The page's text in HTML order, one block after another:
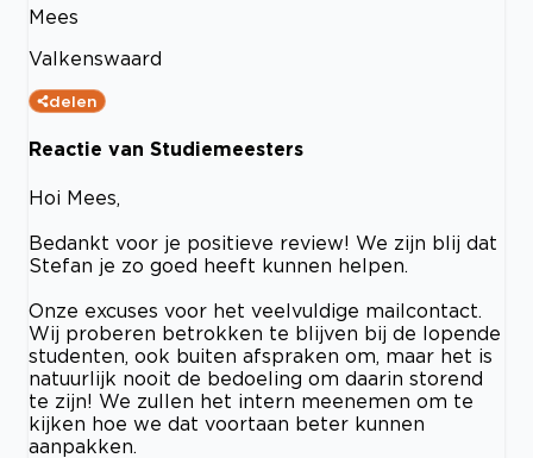
Mees
Valkenswaard
delen
Reactie van Studiemeesters
Hoi Mees,
Bedankt voor je positieve review! We zijn blij dat
Stefan je zo goed heeft kunnen helpen.
Onze excuses voor het veelvuldige mailcontact.
Wij proberen betrokken te blijven bij de lopende
studenten, ook buiten afspraken om, maar het is
natuurlijk nooit de bedoeling om daarin storend
te zijn! We zullen het intern meenemen om te
kijken hoe we dat voortaan beter kunnen
aanpakken.